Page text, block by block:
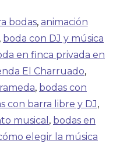
bodas, animación
, boda con DJ y música
en finca privada en
El Charruado,
, bodas con
con barra libre y DJ,
musical , bodas en
elegir la música